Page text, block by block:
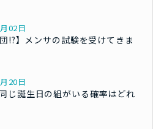
02日
団!?】メンサの試験を受けてきま
20日
じ誕生日の組がいる確率はどれ